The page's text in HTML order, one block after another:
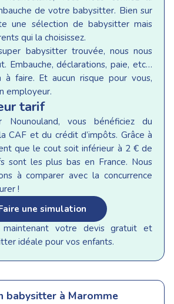
de votre babysitter. Bien sur
une sélection de babysitter mais
qui la choisissez.
babysitter trouvée, nous nous
Embauche, déclarations, paie, etc…
à faire. Et aucun risque pour vous,
employeur.
tarif
Nounouland, vous bénéficiez du
CAF et du crédit d’impôts. Grâce à
que le cout soit inférieur à 2 € de
sont les plus bas en France. Nous
à comparer avec la concurrence
!
une simulation
maintenant votre devis gratuit et
idéale pour vos enfants.
babysitter à Maromme